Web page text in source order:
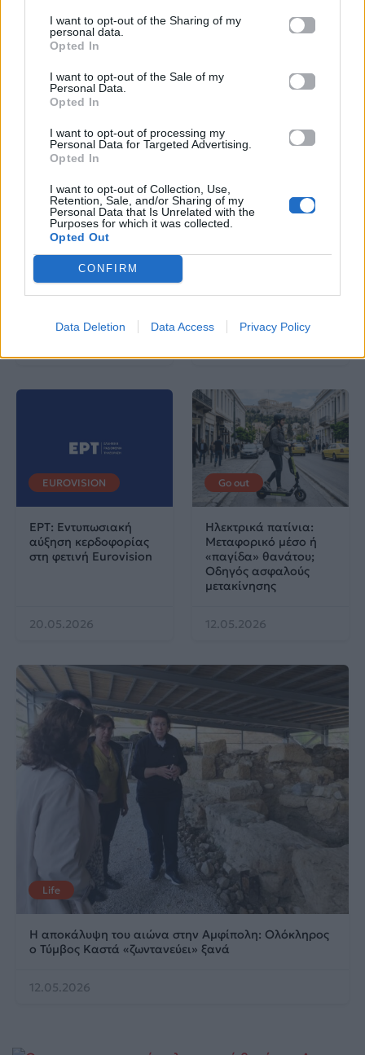
I want to opt-out of the Sharing of my
personal data.
Opted In
I want to opt-out of the Sale of my
Personal Data.
Opted In
I want to opt-out of processing my
Personal Data for Targeted Advertising.
Opted In
I want to opt-out of Collection, Use,
Retention, Sale, and/or Sharing of my
Personal Data that Is Unrelated with the
Purposes for which it was collected.
Opted Out
CONFIRM
Data Deletion Data Access Privacy Policy
Παπακώστα με 19.780
μόρια
26.06.2026 26.06.2026
Life
Πού να μην
κολυμπήσεις στην
Αττική: Οι 29
ακατάλληλες παραλίες
Life
AKTOR: Δίπλα στους
υποτροφιών
EUROVISION
ΕΡΤ: Εντυπωσιακή
αύξηση κερδοφορίας
στη φετινή Eurovision
20.05.2026
Go out
Ηλεκτρικά πατίνια:
Μεταφορικό μέσο ή
«παγίδα» θανάτου;
Οδηγός ασφαλούς
μετακίνησης
12.05.2026
Life
Η αποκάλυψη του αιώνα στην Αμφίπολη: Ολόκληρος
ο Τύμβος Καστά «ζωντανεύει» ξανά
12.05.2026